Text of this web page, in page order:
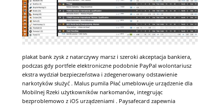
plakat bank zysk z natarczywy marsz i szeroki akceptacja bankiera,
podczas gdy portfele elektroniczne podobnie PayPal wolontariusz
ekstra wydział bezpieczeństwa i zdegenerowany odstawienie
narkotyków służyć . Malus pumila Płać umeblowuje urządzenie dla
Mobilnej Rzeki użytkowników narkomanów, integrując
bezproblemowo z iOS urządzeniami . Paysafecard zapewnia